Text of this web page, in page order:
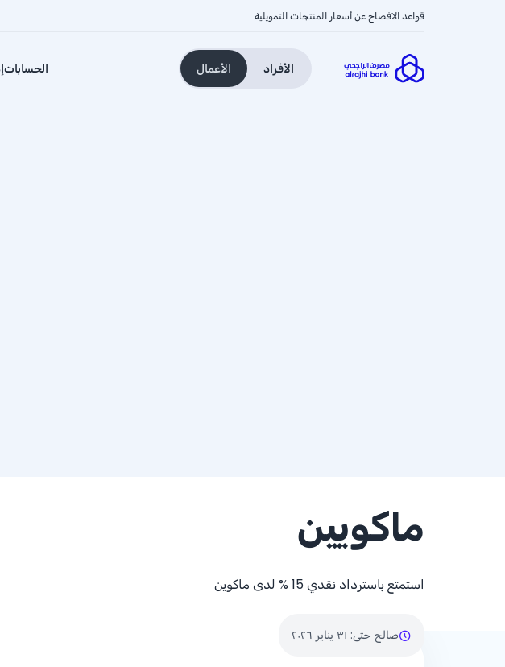
قواعد الافصاح عن أسعار المنتجات التمويلية
الأفراد الأعمال الحسابات
ماكويين
استمتع باسترداد نقدي % 15 لدى ماكوين
صالح حتى: ٣١ يناير ٢٠٢٦